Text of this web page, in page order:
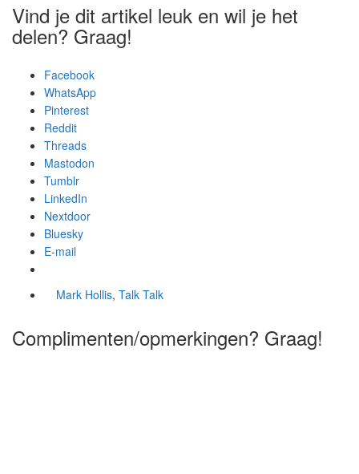
Vind je dit artikel leuk en wil je het
delen? Graag!
Facebook
WhatsApp
Pinterest
Reddit
Threads
Mastodon
Tumblr
LinkedIn
Nextdoor
Bluesky
E-mail
Mark Hollis, Talk Talk
Complimenten/opmerkingen? Graag!